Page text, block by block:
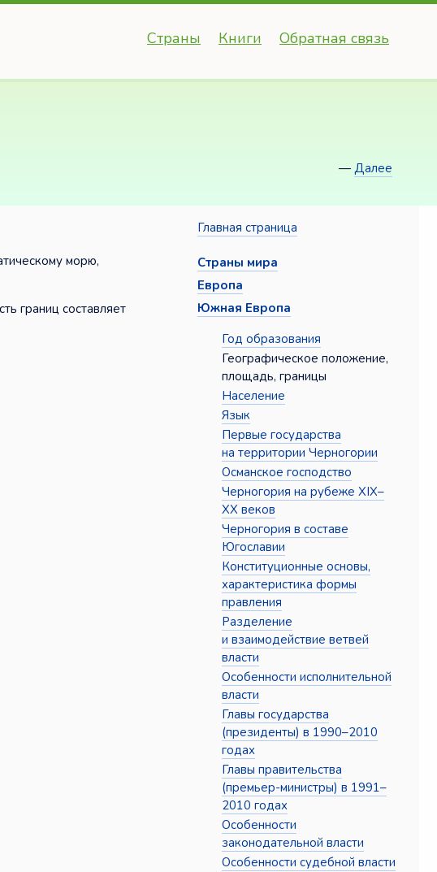
Страны Книги Обратная связь
— Далее
морю,
границ составляет
Главная страница
Страны мира
Европа
Южная Европа
Год образования
Географическое положение,
площадь, границы
Население
Язык
Первые государства
на территории Черногории
Османское господство
Черногория на рубеже XIX–
XX веков
Черногория в составе
Югославии
Конституционные основы,
характеристика формы
правления
Разделение
и взаимодействие ветвей
власти
Особенности исполнительной
власти
Главы государства
(президенты) в 1990–2010
годах
Главы правительства
(премьер-министры) в 1991–
2010 годах
Особенности
законодательной власти
Особенности судебной власти